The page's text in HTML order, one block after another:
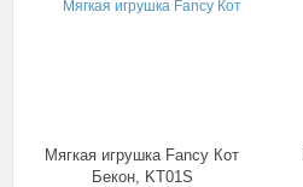
Мягкая игрушка Fancy Кот
Бекон, KT01S